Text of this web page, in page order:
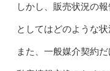
しかし、販売状況の
としてはどのような
また、一般媒介契約